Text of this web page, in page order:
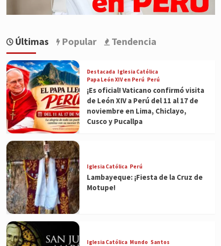
Últimas Popular Tendencia
Destacada Iglesia Católica
Papa León XIV en Perú Perú
¡Es oficial! Vaticano confirmó visita
de León XIV a Perú del 11 al 17 de
noviembre en Lima, Chiclayo,
Cusco y Pucallpa
Iglesia Católica Perú
Lambayeque: ¡Fiesta de la Cruz de
Motupe!
Iglesia Católica Mundo Santos